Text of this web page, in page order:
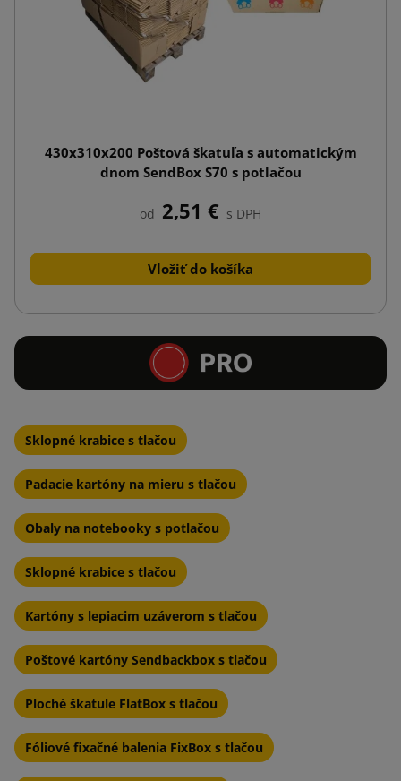
430x310x200 Poštová škatuľa s automatickým
dnom SendBox S70 s potlačou
od 2,51 € s DPH
Vložiť do košíka
Sklopné krabice s tlačou
Padacie kartóny na mieru s tlačou
Obaly na notebooky s potlačou
Sklopné krabice s tlačou
Kartóny s lepiacim uzáverom s tlačou
Poštové kartóny Sendbackbox s tlačou
Ploché škatule FlatBox s tlačou
Fóliové fixačné balenia FixBox s tlačou